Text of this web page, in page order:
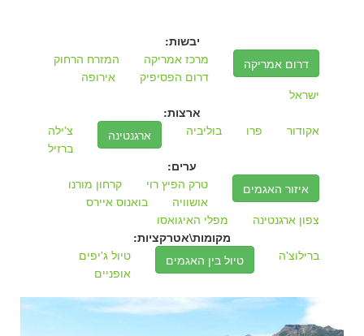
יבשות:
דרום אמריקה
מרכז אמריקה
המזרח הרחוק
דרום הפסיפיק
אירופה
ישראל
ארצות:
אקודור
פרו בוליביה ארגנטינה
צ'ילה
ברזיל
ערים:
איזור האגמים
טרק הפיץ רוי
קרחון מורנו
אושוויה
בואנוס איירס
צפון ארגנטינה
מפלי האיגואסו
מקומות\אטרקציות:
ברילוצ'ה
טיול בין האגמים
טיול ג'יפים
אופניים